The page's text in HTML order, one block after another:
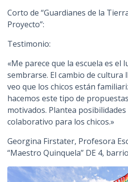
Corto de “Guardianes de la
Proyecto”:
Testimonio:
«Me parece que la escuela es el
sembrarse. El cambio de cultura
veo que los chicos están
hacemos este tipo de
motivados. Plantea
colaborativo para los chicos.»
Georgina Firstater, Profesora
“Maestro Quinquela” DE 4,